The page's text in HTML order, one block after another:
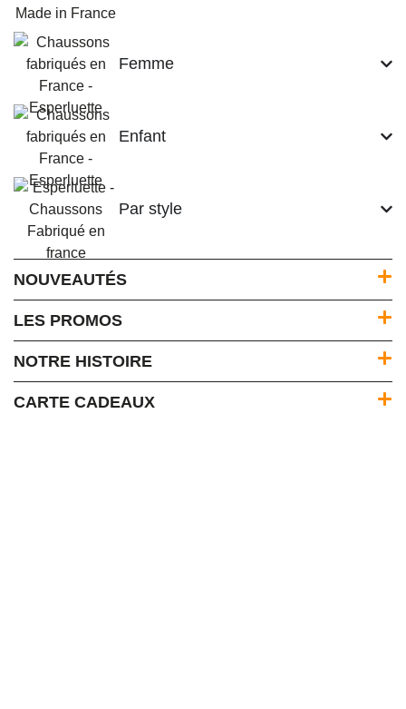
Femme
Enfant
Par style
NOUVEAUTÉS
LES PROMOS
NOTRE HISTOIRE
CARTE CADEAUX